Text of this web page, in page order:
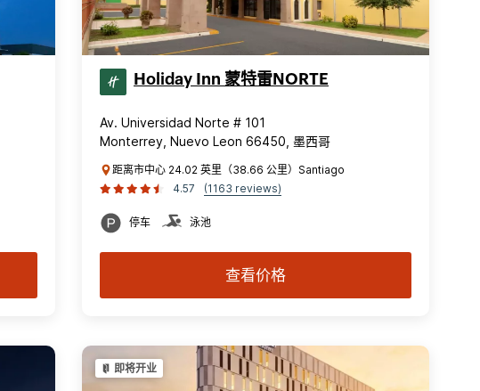
Holiday Inn 蒙特雷NORTE
Av. Universidad Norte # 101
Monterrey, Nuevo Leon 66450, 墨西哥
距离市中心 24.02 英里（38.66 公里）Santiago
4.57
(1163 reviews)
停车 泳池
查看价格
即将开业